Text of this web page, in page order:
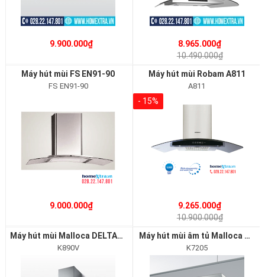
9.900.000₫
8.965.000₫
10.490.000₫
Máy hút mùi FS EN91-90
FS EN91-90
9.000.000₫
Máy hút mùi Robam A811
A811
- 15%
9.265.000₫
10.900.000₫
Máy hút mùi Malloca DELTA-K890V
K890V
Máy hút mùi âm tủ Malloca VISSO-K7205
K7205